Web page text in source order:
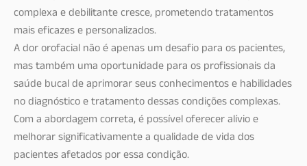
complexa e debilitante cresce, prometendo tratamentos
mais eficazes e personalizados.
A dor orofacial não é apenas um desafio para os pacientes,
mas também uma oportunidade para os profissionais da
saúde bucal de aprimorar seus conhecimentos e habilidades
no diagnóstico e tratamento dessas condições complexas.
Com a abordagem correta, é possível oferecer alívio e
melhorar significativamente a qualidade de vida dos
pacientes afetados por essa condição.